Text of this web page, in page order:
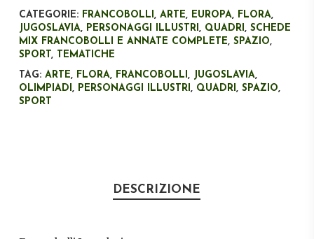
CATEGORIE: FRANCOBOLLI , ARTE, EUROPA, FLORA,
JUGOSLAVIA, PERSONAGGI ILLUSTRI , QUADRI , SCHEDE
MIX FRANCOBOLLI E ANNATE COMPLETE, SPAZIO,
SPORT ,
TEMATICHE
TAG: ARTE, FLORA, FRANCOBOLLI , JUGOSLAVIA,
OLIMPIADI , PERSONAGGI ILLUSTRI , QUADRI , SPAZIO,
SPORT
DESCRIZIONE